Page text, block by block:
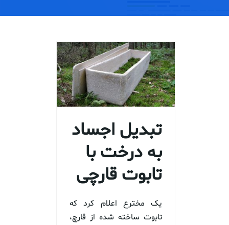
تبدیل اجساد
به درخت با
تابوت قارچی
یک مخترع اعلام کرد که
تابوت ساخته شده از قارچ،